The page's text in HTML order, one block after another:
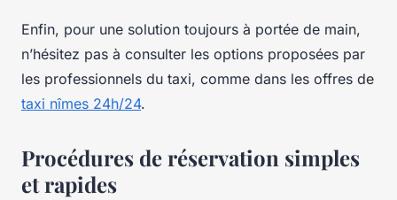
Enfin, pour une solution toujours à portée de main,
n’hésitez pas à consulter les options proposées par
les professionnels du taxi, comme dans les offres de
taxi nîmes 24h/24.
Procédures de réservation simples
et rapides